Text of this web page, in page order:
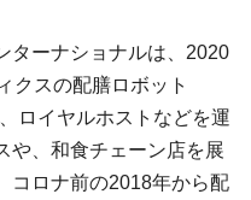
ターナショナルは、2020
クスの配膳ロボット
ロイヤルホストなどを運
や、和食チェーン店を展
コロナ前の2018年から配